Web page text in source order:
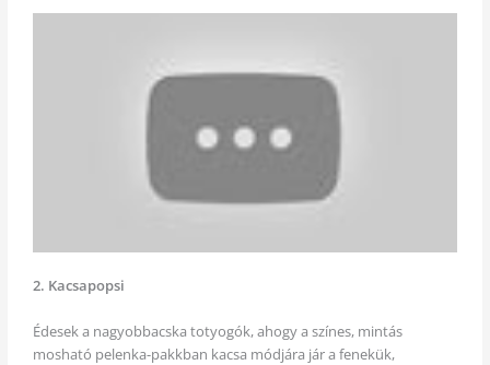
2. Kacsapopsi
Édesek a nagyobbacska totyogók, ahogy a színes, mintás
mosható pelenka-pakkban kacsa módjára jár a fenekük,